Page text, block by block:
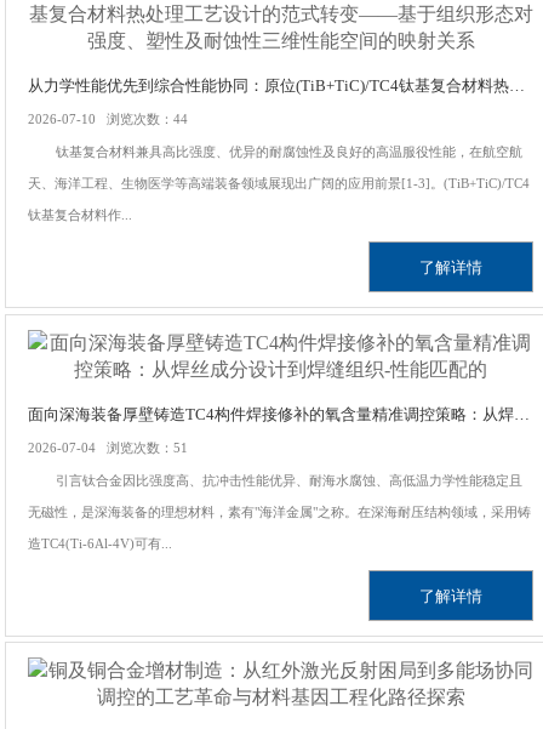
从力学性能优先到综合性能协同：原位(TiB+TiC)/TC4钛基复合材料热处理工艺设计的范式转变——基于组织形态对强度、塑性及耐蚀性三维性能空间的映射关系
2026-07-10 浏览次数：44
钛基复合材料兼具高比强度、优异的耐腐蚀性及良好的高温服役性能，在航空航
天、海洋工程、生物医学等高端装备领域展现出广阔的应用前景[1-3]。(TiB+TiC)/TC4
钛基复合材料作...
了解详情
2026-07-04 浏览次数：51
引言钛合金因比强度高、抗冲击性能优异、耐海水腐蚀、高低温力学性能稳定且
无磁性，是深海装备的理想材料，素有"海洋金属"之称。在深海耐压结构领域，采用铸
造TC4(Ti-6Al-4V)可有...
了解详情